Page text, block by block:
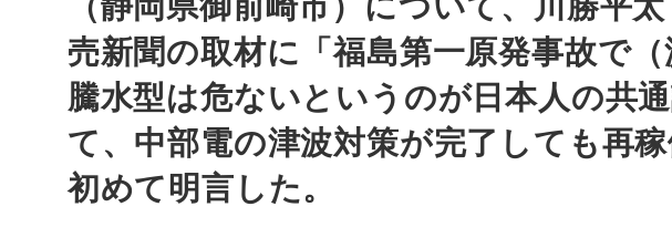
売新聞の取材に「福島第一原発事故で
騰水型は危ないというのが日本人の共
て、中部電の津波対策が完了しても再
初めて明言した。